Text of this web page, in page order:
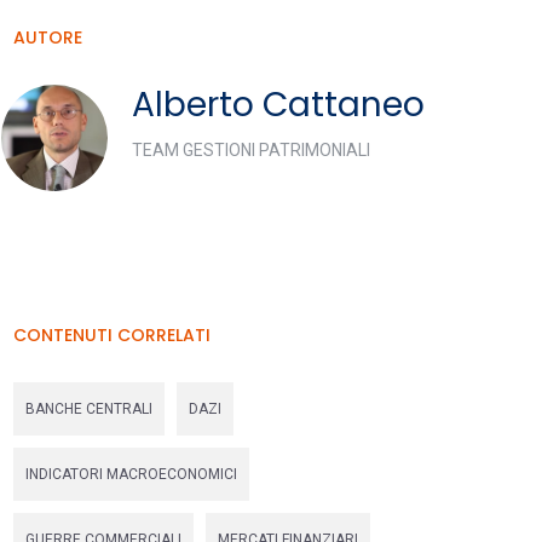
AUTORE
Alberto Cattaneo
TEAM GESTIONI PATRIMONIALI
CONTENUTI CORRELATI
BANCHE CENTRALI DAZI
INDICATORI MACROECONOMICI